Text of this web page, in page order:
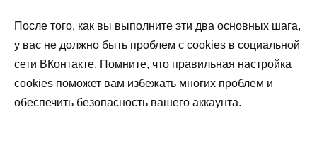
После того, как вы выполните эти два основных шага,
у вас не должно быть проблем с cookies в социальной
сети ВКонтакте. Помните, что правильная настройка
cookies поможет вам избежать многих проблем и
обеспечить безопасность вашего аккаунта.